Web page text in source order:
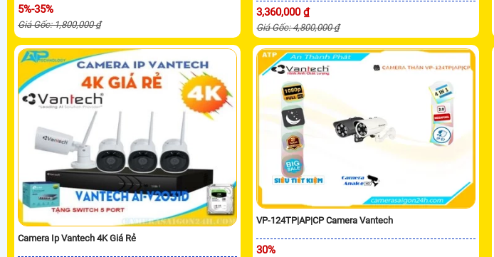
5%-35%
Giá Gốc: 1,800,000 ₫
3,360,000 ₫
Giá Gốc: 4,800,000 ₫
Camera Ip Vantech 4K Giá Rẻ
VP-124TP|AP|CP Camera Vantech
30%